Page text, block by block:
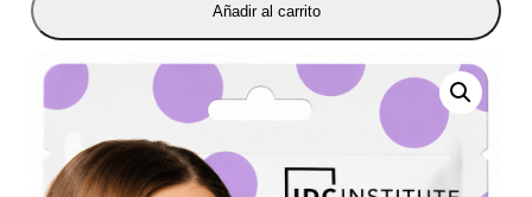
Añadir al carrito